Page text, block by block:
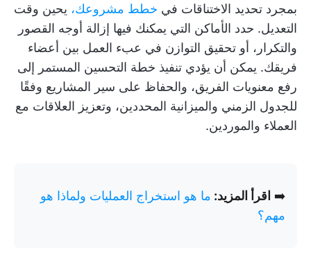
بمجرد تحديد الاختناقات في خطط مشروعك، يحين وقت
التعديل. حدد الأماكن التي يمكنك فيها إزالة أوجه القصور
والتكرار، أو تحقيق التوازن في عبء العمل بين أعضاء
فريقك. يمكن أن يؤدي تنفيذ خطة التحسين المستمر إلى
رفع معنويات الفريق، والحفاظ على سير المشاريع وفقًا
للجدول الزمني والميزانية المحددين، وتعزيز العلاقات مع
العملاء والموردين.
➡️ اقرأ المزيد: ما هو استخراج العمليات ولماذا هو
مهم؟